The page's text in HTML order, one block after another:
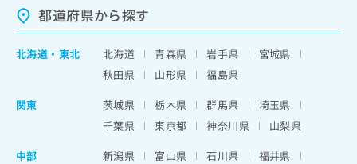
都道府県から探す
北海道 ・ 東北 北海道 青森県 岩手県
宮城県
秋田県
山形県
福島県
関東
茨城県 栃木県 群馬県
埼玉県
千葉県
東京都 神奈川県
山梨県
中部
新潟県 富山県 石川県
福井県